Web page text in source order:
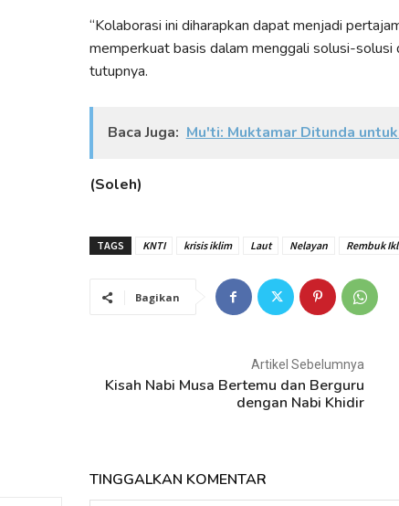
“Kolaborasi ini diharapkan dapat menjadi
memperkuat basis dalam menggali solusi-solusi
tutupnya.
Baca Juga: Mu'ti: Muktamar Ditunda
(Soleh)
TAGS KNTI krisis iklim Laut Nelayan Rembuk
Bagikan
Artikel Sebelumnya
Kisah Nabi Musa Bertemu dan Berguru
dengan Nabi Khidir
TINGGALKAN KOMENTAR